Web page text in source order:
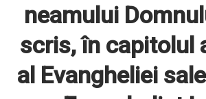
neamului
scris, în capitolul
al Evangheliei